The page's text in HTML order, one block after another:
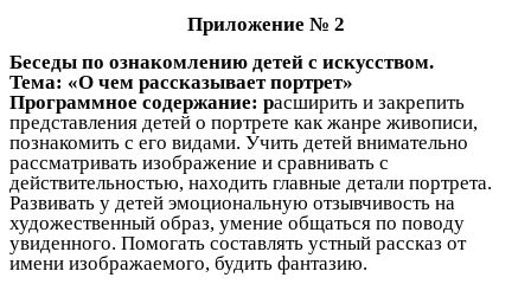
Приложение № 2
Беседы по ознакомлению детей с искусством.
Тема: «О чем рассказывает портрет»
Программное содержание: расширить и закрепить
представления детей о портрете как жанре живописи,
познакомить с его видами. Учить детей внимательно
рассматривать изображение и сравнивать с
действительностью, находить главные детали портрета.
Развивать у детей эмоциональную отзывчивость на
художественный образ, умение общаться по поводу
увиденного. Помогать составлять устный рассказ от
имени изображаемого, будить фантазию.